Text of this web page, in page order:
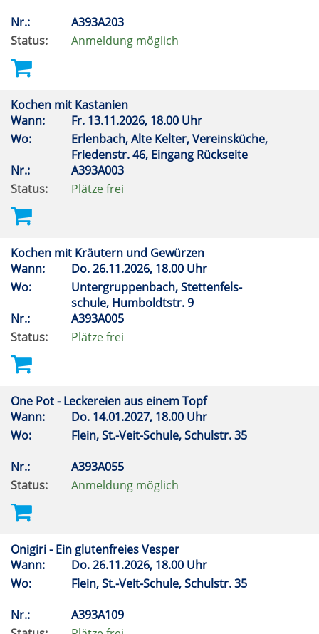
Nr.:
A393A203
Status:
Anmeldung möglich
Kochen mit Kastanien
Wann:
Fr. 13.11.2026, 18.00 Uhr
Wo:
Erlenbach, Alte Kelter, Vereinsküche,
Friedenstr. 46, Eingang Rückseite
Nr.:
A393A003
Status:
Plätze frei
Kochen mit Kräutern und Gewürzen
Wann:
Do.26.11.2026, 18.00 Uhr
Wo:
Untergruppenbach, Stettenfels-
schule, Humboldtstr. 9
Nr.:
A393A005
Status:
Plätze frei
One Pot - Leckereien aus einem Topf
Wann:
Do. 14.01.2027, 18.00 Uhr
Wo:
Flein, St.-Veit-Schule, Schulstr. 35
Nr.:
A393A055
Status:
Anmeldung möglich
Onigiri - Ein glutenfreies Vesper
Wann:
Do.26.11.2026, 18.00 Uhr
Wo:
Flein, St.-Veit-Schule, Schulstr. 35
Nr.:
A393A109